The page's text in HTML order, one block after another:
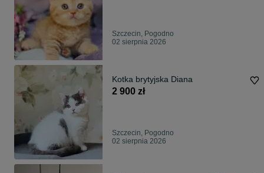
Szczecin, Pogodno
02 sierpnia 2026
Kotka brytyjska Diana
2 900 zł
Szczecin, Pogodno
02 sierpnia 2026